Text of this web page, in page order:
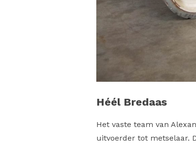
Héél Bredaas
Het vaste team van
uitvoerder tot metselaar.